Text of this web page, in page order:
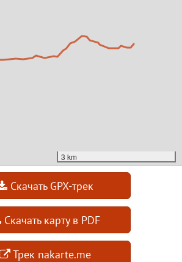
3 km
Скачать GPX-трек
Скачать карту в PDF
Трек nakarte.me